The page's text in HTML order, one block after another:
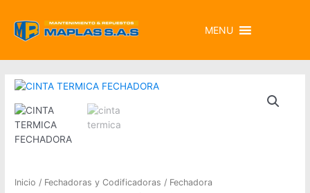
MENU
Inicio / Fechadoras y Codificadoras / Fechadora